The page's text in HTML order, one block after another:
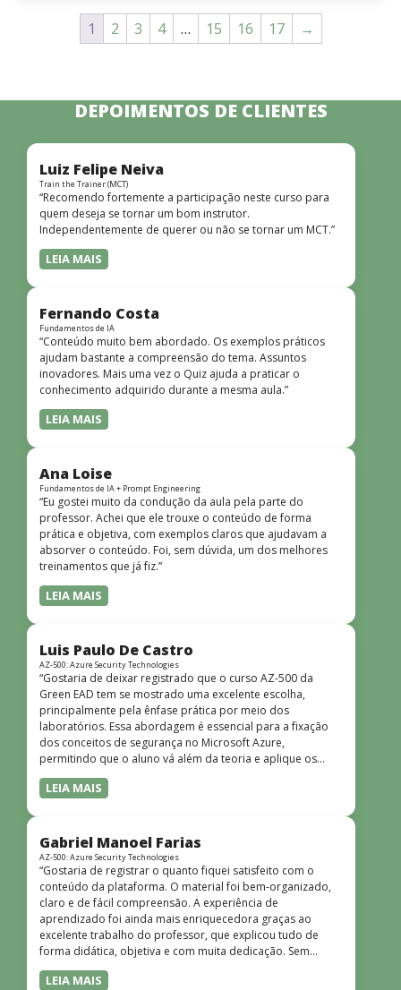
1 2 3 4 … 15 16 17 →
DEPOIMENTOS DE CLIENTES
Luiz Felipe Neiva
Train the Trainer (MCT)
“Recomendo fortemente a participação neste curso para
quem deseja se tornar um bom instrutor.
Independentemente de querer ou não se tornar um MCT.”
LEIA MAIS
Fernando Costa
Fundamentos de IA
“Conteúdo muito bem abordado. Os exemplos práticos
ajudam bastante a compreensão do tema. Assuntos
inovadores. Mais uma vez o Quiz ajuda a praticar o
conhecimento adquirido durante a mesma aula.”
LEIA MAIS
Ana Loise
Fundamentos de IA + Prompt Engineering
“Eu gostei muito da condução da aula pela parte do
professor. Achei que ele trouxe o conteúdo de forma
prática e objetiva, com exemplos claros que ajudavam a
absorver o conteúdo. Foi, sem dúvida, um dos melhores
treinamentos que já fiz.”
LEIA MAIS
Luis Paulo De Castro
AZ-500: Azure Security Technologies
“Gostaria de deixar registrado que o curso AZ-500 da
Green EAD tem se mostrado uma excelente escolha,
principalmente pela ênfase prática por meio dos
laboratórios. Essa abordagem é essencial para a fixação
dos conceitos de segurança no Microsoft Azure,
permitindo que o aluno vá além da teoria e aplique os
conhecimentos em cenários reais e simulados. Outro
ponto muito positivo é a didática do curso. O conteúdo é
quem não tem uma bagagem técnica muito avançada.”
LEIA MAIS
Gabriel Manoel Farias
AZ-500: Azure Security Technologies
“Gostaria de registrar o quanto fiquei satisfeito com o
conteúdo da plataforma. O material foi bem-organizado,
claro e de fácil compreensão. A experiência de
aprendizado foi ainda mais enriquecedora graças ao
excelente trabalho do professor, que explicou tudo de
forma didática, objetiva e com muita dedicação. Sem
dúvida, foi uma jornada de muito aprendizado!”
LEIA MAIS